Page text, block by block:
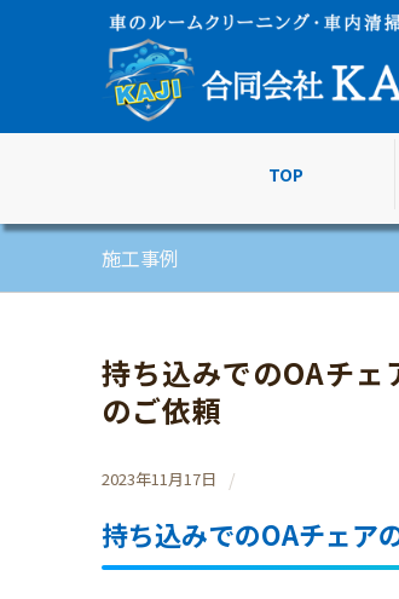
TOP
施工事例
持ち込みでのOAチ
のご依頼
2023年11月17日 /
持ち込みでのOAチェア